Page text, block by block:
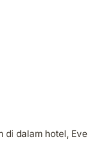
di dalam hotel, Eve